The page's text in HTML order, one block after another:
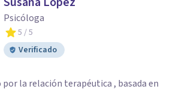
Psicóloga
5 / 5
Verificado
la relación terapéutica , basada en